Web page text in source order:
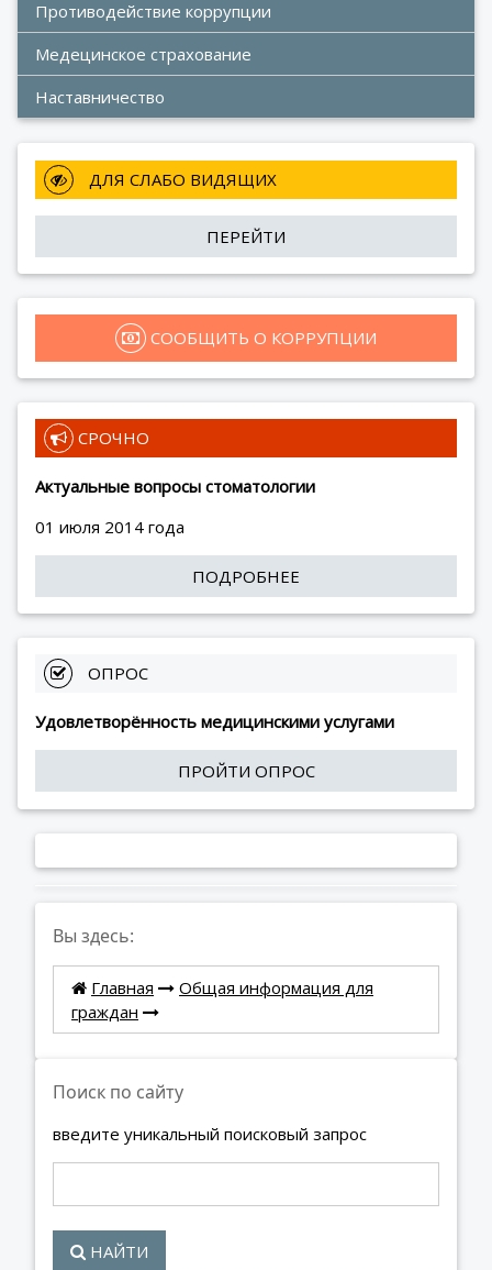
Противодействие коррупции
Медецинское страхование
Наставничество
ДЛЯ СЛАБО ВИДЯЩИХ
ПЕРЕЙТИ
СООБЩИТЬ О КОРРУПЦИИ
СРОЧНО
Актуальные вопросы стоматологии
01 июля 2014 года
ПОДРОБНЕЕ
ОПРОС
Удовлетворённость медицинскими услугами
ПРОЙТИ ОПРОС
Вы здесь:
Главная
Общая информация для
граждан
Поиск по сайту
введите уникальный поисковый запрос
НАЙТИ